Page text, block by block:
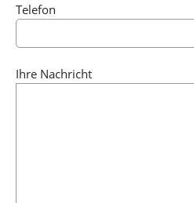
Telefon
Ihre Nachricht